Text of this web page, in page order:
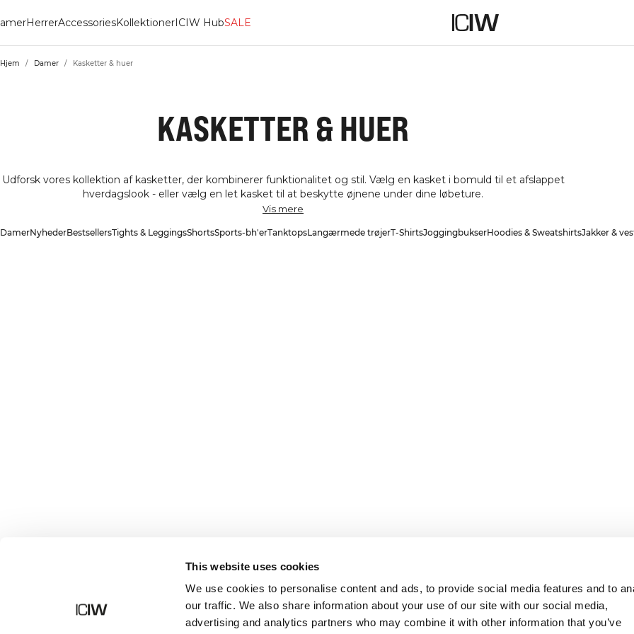
This website uses cookies
We use cookies to personalise content and ads, to provide social media features and to
our traffic. We also share information about your use of our site with our social media,
advertising and analytics partners who may combine it with other information that you’ve
HerrerAccessoriesKollektionerICIW HubSALE
Hjem / Damer / Kasketter & huer
KASKETTER & HUER
Udforsk vores kollektion af kasketter, der kombinerer funktionalitet og stil. Vælg en kasket i bomuld til et afslappet
hverdagslook - eller vælg en let kasket til at beskytte øjnene under dine løbeture.
Vis mere
DamerNyhederBestsellersTights & LeggingsShortsSports-bh'erTanktopsLangærmede trøjerT-ShirtsJoggingbukserHoodies & SweatshirtsJakker &
Butik